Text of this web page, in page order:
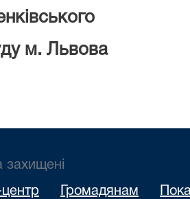
суду
захищені
центр Громадянам